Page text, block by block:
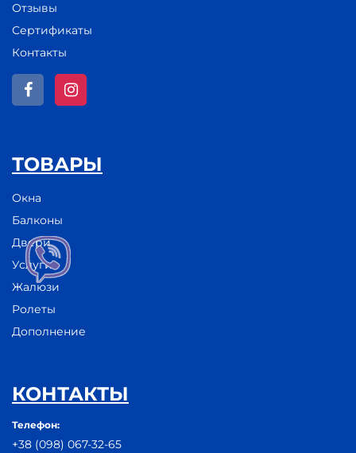
Отзывы
Сертификаты
Контакты
ТОВАРЫ
Окна
Балконы
Двери
Услуги
Жалюзи
Ролеты
Дополнение
КОНТАКТЫ
Телефон:
+38 (098) 067-32-65